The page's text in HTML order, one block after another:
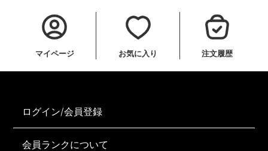
マイページ お気に入り 注文履歴
ログイン/会員登録
会員ランクについて